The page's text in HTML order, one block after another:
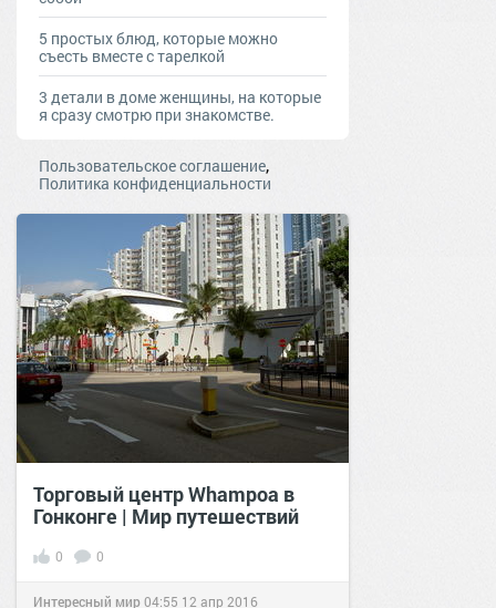
5 простых блюд, которые можно
съесть вместе с тарелкой
3 детали в доме женщины, на которые
я сразу смотрю при знакомстве.
Пользовательское соглашение,
Политика конфиденциальности
Торговый центр Whampoa в
Гонконге | Мир путешествий
0 0
Интересный мир04:55 12 апр 2016